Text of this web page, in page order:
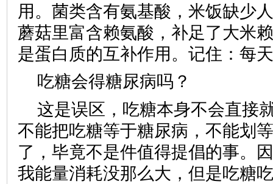
用。菌类含有氨基酸，米饭缺少
蘑菇里富含赖氨酸，补足了大米
是蛋白质的互补作用。记住：每
吃糖会得糖尿病吗？
这是误区，吃糖本身不会直接
不能把吃糖等于糖尿病，不能划
了，毕竟不是件值得提倡的事。
我能量消耗没那么大，但是吃糖